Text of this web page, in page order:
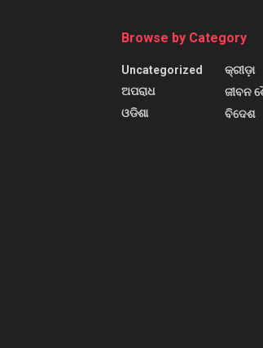
Browse by Category
Uncategorized
ଅପରାଧ
ଓଡିଶା
କ୍ରୀଡ଼ା
ଜୀବନ
ବିଦେଶ